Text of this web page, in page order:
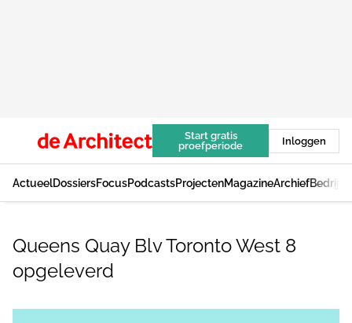
Start gratis
proefperiode
Inloggen
ActueelDossiersFocusPodcastsProjectenMagazineArchief
Queens Quay Blv Toronto West 8
opgeleverd